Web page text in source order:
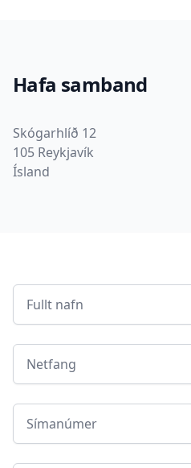
Hafa samband
Heimilisfang
Skógarhlíð 12
105 Reykjavík
Ísland
Fullt nafn
Netfang
Símanúmer